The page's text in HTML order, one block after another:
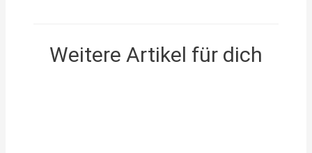
Weitere Artikel für dich